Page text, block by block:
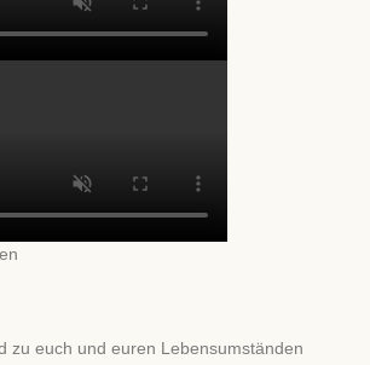
zu euch und euren Lebensumständen